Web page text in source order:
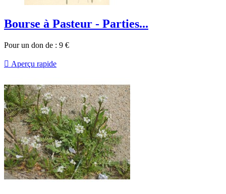
Bourse à Pasteur - Parties...
Pour un don de : 9 €
 Aperçu rapide